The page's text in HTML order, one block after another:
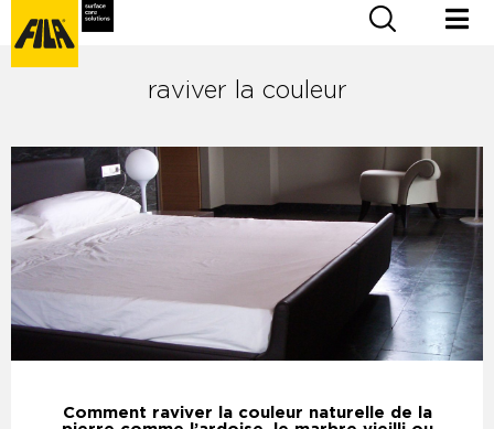
raviver la couleur
Comment raviver la couleur naturelle de la